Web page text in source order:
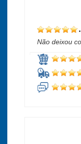
•
Não deixou